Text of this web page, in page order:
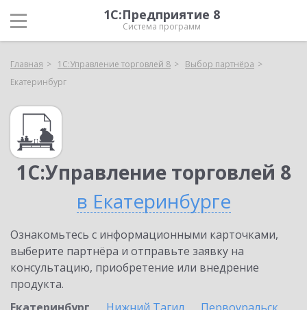
1С:Предприятие 8
Система программ
Главная 1С:Управление торговлей 8
Выбор партнёра
Екатеринбург
1С:Управление торговлей 8
в Екатеринбурге
Ознакомьтесь с информационными карточками,
выберите партнёра и отправьте заявку на
консультацию, приобретение или внедрение
продукта.